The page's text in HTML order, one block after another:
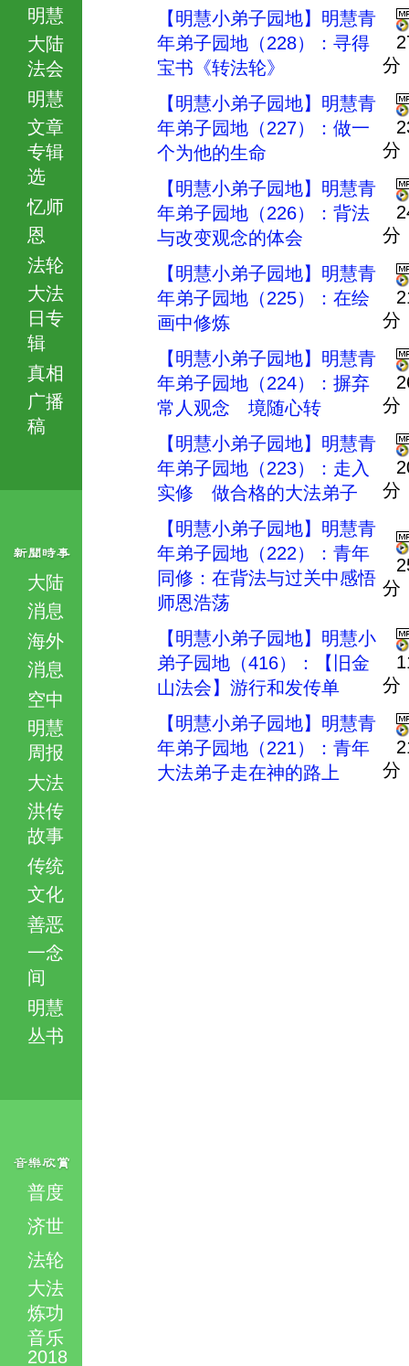
明慧
大陆
法会
明慧
文章
专辑
选
忆师
恩
法轮
大法
日专
辑
真相
广播
稿
大陆
消息
海外
消息
空中
明慧
周报
大法
洪传
故事
传统
文化
善恶
一念
间
明慧
丛书
普度
济世
法轮
大法
炼功
音乐
2018
【明慧小弟子园地】明慧青
年弟子园地（228）：寻得
宝书《转法轮》
分
【明慧小弟子园地】明慧青
年弟子园地（227）：做一
个为他的生命
分
【明慧小弟子园地】明慧青
年弟子园地（226）：背法
与改变观念的体会
分
【明慧小弟子园地】明慧青
年弟子园地（225）：在绘
画中修炼
分
【明慧小弟子园地】明慧青
年弟子园地（224）：摒弃
常人观念 境随心转
分
【明慧小弟子园地】明慧青
年弟子园地（223）：走入
实修 做合格的大法弟子
分
【明慧小弟子园地】明慧青
年弟子园地（222）：青年
同修：在背法与过关中感悟
师恩浩荡
分
【明慧小弟子园地】明慧小
弟子园地（416）：【旧金
山法会】游行和发传单
分
【明慧小弟子园地】明慧青
年弟子园地（221）：青年
大法弟子走在神的路上
分